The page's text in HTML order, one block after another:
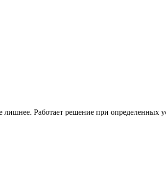
Работает решение при определенных